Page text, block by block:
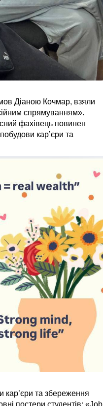
Діаною Кочмар, взяли
спрямуванням».
фахівець повинен
кар’єри та
кар’єри та збереження
постери студентів: «Job